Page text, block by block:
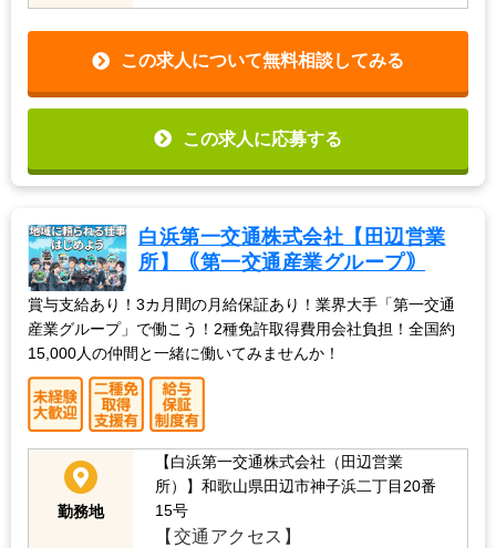
この求人について無料相談してみる
この求人に応募する
白浜第一交通株式会社【田辺営業
所】｟第一交通産業グループ｠
賞与支給あり！3カ月間の月給保証あり！業界大手「第一交通
産業グループ」で働こう！2種免許取得費用会社負担！全国約
15,000人の仲間と一緒に働いてみませんか！
勤務地
【白浜第一交通株式会社（田辺営業
所）】和歌山県田辺市神子浜二丁目20番
15号
【交通アクセス】